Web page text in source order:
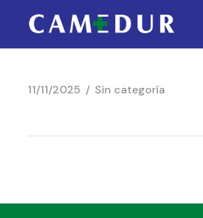
11/11/2025 Sin categoría